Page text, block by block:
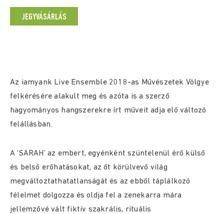
JEGYVÁSÁRLÁS
Az iamyank Live Ensemble 2018-as Művészetek Völgye
felkérésére alakult meg és azóta is a szerző
hagyományos hangszerekre írt műveit adja elő változó
felállásban.
A ‘SARAH’ az embert, egyénként szüntelenül érő külső
és belső erőhatásokat, az őt körülvevő világ
megváltoztathatatlanságát és az ebből táplálkozó
félelmet dolgozza és oldja fel a zenekarra mára
jellemzővé vált fiktív szakrális, rituális